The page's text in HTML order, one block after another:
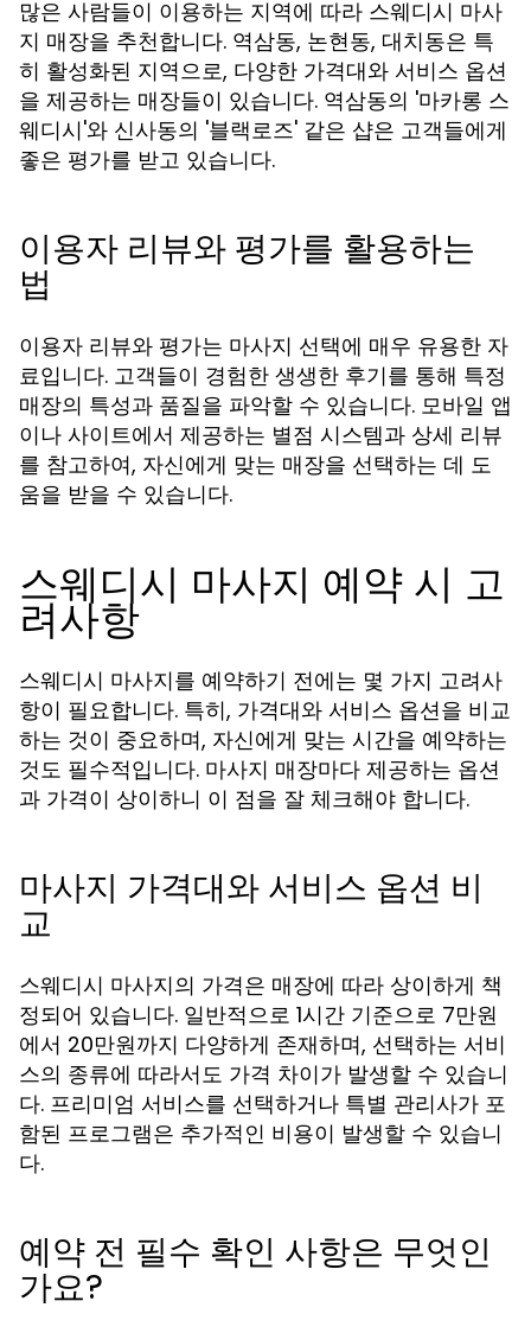
많은 사람들이 이용하는 지역에 따라 스웨디시 마사
지 매장을 추천합니다. 역삼동, 논현동, 대치동은 특
히 활성화된 지역으로, 다양한 가격대와 서비스 옵션
을 제공하는 매장들이 있습니다. 역삼동의 '마카롱 스
웨디시'와 신사동의 '블랙로즈' 같은 샵은 고객들에게
좋은 평가를 받고 있습니다.
이용자 리뷰와 평가를 활용하는
법
이용자 리뷰와 평가는 마사지 선택에 매우 유용한 자
료입니다. 고객들이 경험한 생생한 후기를 통해 특정
매장의 특성과 품질을 파악할 수 있습니다. 모바일 앱
이나 사이트에서 제공하는 별점 시스템과 상세 리뷰
를 참고하여, 자신에게 맞는 매장을 선택하는 데 도
움을 받을 수 있습니다.
스웨디시 마사지 예약 시 고
려사항
스웨디시 마사지를 예약하기 전에는 몇 가지 고려사
항이 필요합니다. 특히, 가격대와 서비스 옵션을 비교
하는 것이 중요하며, 자신에게 맞는 시간을 예약하는
것도 필수적입니다. 마사지 매장마다 제공하는 옵션
과 가격이 상이하니 이 점을 잘 체크해야 합니다.
마사지 가격대와 서비스 옵션 비
교
스웨디시 마사지의 가격은 매장에 따라 상이하게 책
정되어 있습니다. 일반적으로 1시간 기준으로 7만원
에서 20만원까지 다양하게 존재하며, 선택하는 서비
스의 종류에 따라서도 가격 차이가 발생할 수 있습니
다. 프리미엄 서비스를 선택하거나 특별 관리사가 포
함된 프로그램은 추가적인 비용이 발생할 수 있습니
다.
예약 전 필수 확인 사항은 무엇인
가요?